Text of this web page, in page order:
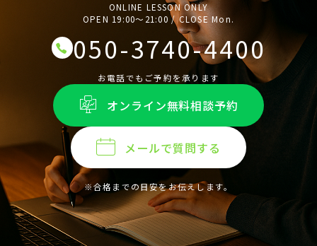
ONLINE LESSON ONLY
OPEN 19:00〜21:00 / CLOSE Mon.
050-3740-4400
お電話でもご予約を承ります
オンライン無料相談予約
メールで質問する
※合格までの目安をお伝えします。